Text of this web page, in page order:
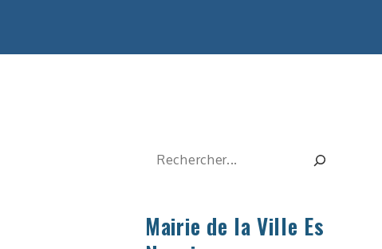
Rechercher
Mairie de la Ville Es